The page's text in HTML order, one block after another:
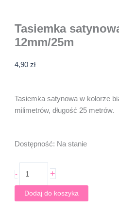
Tasiemka
12mm/25m
4,90 zł
Tasiemka satynowa w kolorze
milimetrów, długość 25 metrów.
Dostępność: Na stanie
-
ilość
satynowa,
biały,
12mm/25m
+
Dodaj do koszyka